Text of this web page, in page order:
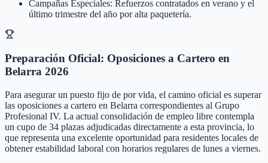
Campañas Especiales: Refuerzos contratados en verano y el
último trimestre del año por alta paquetería.
Preparación Oficial: Oposiciones a Cartero en
Belarra 2026
Para asegurar un puesto fijo de por vida, el camino oficial es superar
las oposiciones a cartero en Belarra correspondientes al Grupo
Profesional IV. La actual consolidación de empleo libre contempla
un cupo de 34 plazas adjudicadas directamente a esta provincia, lo
que representa una excelente oportunidad para residentes locales de
obtener estabilidad laboral con horarios regulares de lunes a viernes.